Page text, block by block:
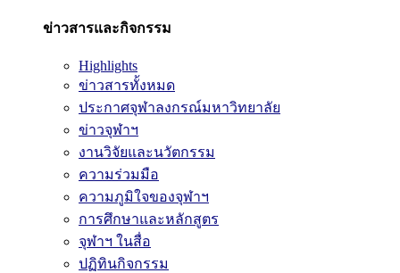
ข่าวสารและกิจกรรม
Highlights
ข่าวสารทั้งหมด
ประกาศจุฬาลงกรณ์มหาวิทยาลัย
ข่าวจุฬาฯ
งานวิจัยและนวัตกรรม
ความร่วมมือ
ความภูมิใจของจุฬาฯ
การศึกษาและหลักสูตร
จุฬาฯ ในสื่อ
ปฏิทินกิจกรรม